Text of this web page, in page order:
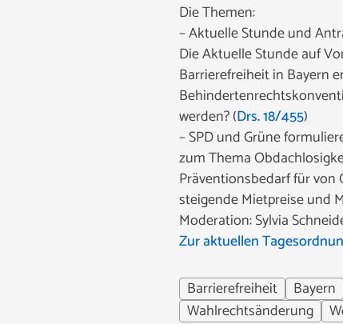
Die Themen:
– Aktuelle Stunde und
Die Aktuelle Stunde auf
Barrierefreiheit in Bayern
werden? (Drs. 18/455)
– SPD und Grüne
zum Thema
Präventionsbedarf für
steigende Mietpreise und
Moderation: Sylvia
Zur aktuellen
Barrierefreiheit
Bayern
Wahlrechtsänderung